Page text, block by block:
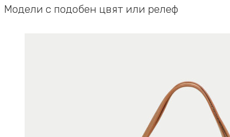
Модели с подобен цвят или релеф